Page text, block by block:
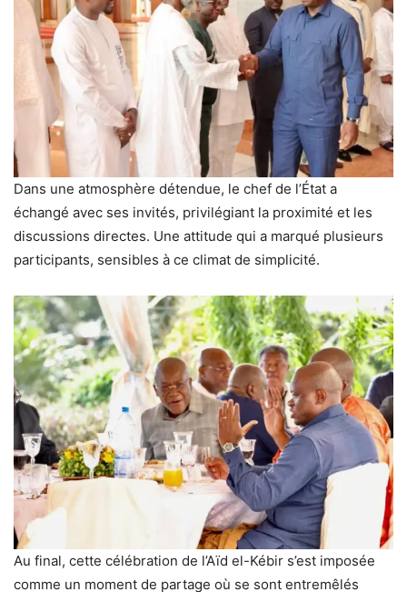
Dans une atmosphère détendue, le chef de l’État a
échangé avec ses invités, privilégiant la proximité et les
discussions directes. Une attitude qui a marqué plusieurs
participants, sensibles à ce climat de simplicité.
Au final, cette célébration de l’Aïd el-Kébir s’est imposée
comme un moment de partage où se sont entremêlés